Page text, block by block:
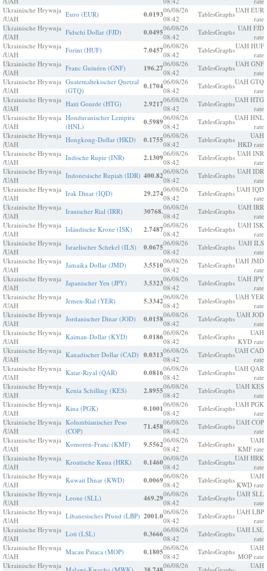
Ukrainische Hrywnja
/UAH
Euro (EUR) 0.019306/08/26
08:42
TablesGraphsUAH EUR
rate
Ukrainische Hrywnja
/UAH
Fidschi Dollar (FJD) 0.049506/08/26
08:42
TablesGraphs UAH FJD
rate
Ukrainische Hrywnja
/UAH
Forint (HUF) 7.045706/08/26
08:42
TablesGraphsUAH HUF
rate
Ukrainische Hrywnja
/UAH
Franc Guinéen (GNF) 196.2706/08/26
08:42
TablesGraphsUAH GNF
rate
Ukrainische Hrywnja
/UAH
Guatemaltekischer Quetzal
(GTQ)
0.170406/08/26
08:42
TablesGraphsUAH GTQ
rate
Ukrainische Hrywnja
/UAH
Haiti Gourde (HTG) 2.921706/08/26
08:42
TablesGraphsUAH HTG
rate
Ukrainische Hrywnja
/UAH
Honduranischer Lempira
(HNL)
0.598906/08/26
08:42
TablesGraphsUAH HNL
rate
Ukrainische Hrywnja
/UAH
Hongkong-Dollar (HKD) 0.175506/08/26
08:42
TablesGraphs
UAH
HKD rate
Ukrainische Hrywnja
/UAH
Indische Rupie (INR) 2.130906/08/26
08:42
TablesGraphs UAH INR
rate
Ukrainische Hrywnja
/UAH
Indonesische Rupiah (IDR) 400.8206/08/26
08:42
TablesGraphs UAH IDR
rate
Ukrainische Hrywnja
/UAH
Irak Dinar (IQD) 29.27406/08/26
08:42
TablesGraphs UAH IQD
rate
Ukrainische Hrywnja
/UAH
Iranischer Rial (IRR) 30768.06/08/26
08:42
TablesGraphs UAH IRR
rate
Ukrainische Hrywnja
/UAH
Isländische Krone (ISK) 2.748706/08/26
08:42
TablesGraphs UAH ISK
rate
Ukrainische Hrywnja
/UAH
Israelischer Schekel (ILS) 0.067506/08/26
08:42
TablesGraphs UAH ILS
rate
Ukrainische Hrywnja
/UAH
Jamaika Dollar (JMD) 3.551006/08/26
08:42
TablesGraphsUAH JMD
rate
Ukrainische Hrywnja
/UAH
Japanischer Yen (JPY) 3.532306/08/26
08:42
TablesGraphs UAH JPY
rate
Ukrainische Hrywnja
/UAH
Jemen-Rial (YER) 5.334206/08/26
08:42
TablesGraphsUAH YER
rate
Ukrainische Hrywnja
/UAH
Jordanischer Dinar (JOD) 0.015806/08/26
08:42
TablesGraphs UAH JOD
rate
Ukrainische Hrywnja
/UAH
Kaiman-Dollar (KYD) 0.018606/08/26
08:42
TablesGraphs
UAH
KYD rate
Ukrainische Hrywnja
/UAH
Kanadischer Dollar (CAD) 0.031306/08/26
08:42
TablesGraphsUAH CAD
rate
Ukrainische Hrywnja
/UAH
Katar-Riyal (QAR) 0.081606/08/26
08:42
TablesGraphsUAH QAR
rate
Ukrainische Hrywnja
/UAH
Kenia Schilling (KES) 2.895506/08/26
08:42
TablesGraphsUAH KES
rate
Ukrainische Hrywnja
/UAH
Kina (PGK) 0.100106/08/26
08:42
TablesGraphsUAH PGK
rate
Ukrainische Hrywnja
/UAH
Kolumbianischer Peso
(COP)
71.45806/08/26
08:42
TablesGraphsUAH COP
rate
Ukrainische Hrywnja
/UAH
Komoren-Franc (KMF) 9.556206/08/26
08:42
TablesGraphs
UAH
KMF rate
Ukrainische Hrywnja
/UAH
Kroatische Kuna (HRK) 0.146006/08/26
08:42
TablesGraphsUAH HRK
rate
Ukrainische Hrywnja
/UAH
Kuwait Dinar (KWD) 0.006906/08/26
08:42
TablesGraphs
UAH
KWD rate
Ukrainische Hrywnja
/UAH
Leone (SLL) 469.2906/08/26
08:42
TablesGraphs UAH SLL
rate
Ukrainische Hrywnja
/UAH
Libanesisches Pfund (LBP) 2001.006/08/26
08:42
TablesGraphs UAH LBP
rate
Ukrainische Hrywnja
/UAH
Loti (LSL) 0.366606/08/26
08:42
TablesGraphs UAH LSL
rate
Ukrainische Hrywnja
/UAH
Macau Pataca (MOP) 0.180506/08/26
08:42
TablesGraphs
UAH
MOP rate
Ukrainische Hrywnja
06/08/26
UAH